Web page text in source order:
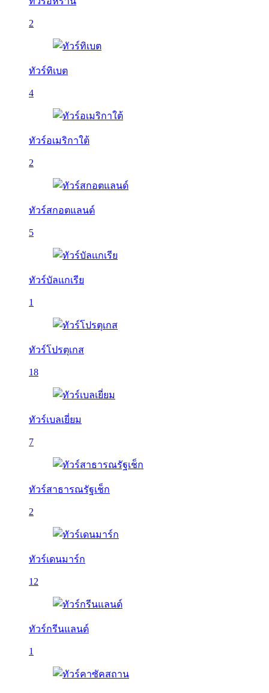
2
ทัวร์ทิเบต
4
ทัวร์อเมริกาใต้
2
ทัวร์สกอตแลนด์
5
ทัวร์บัลเเกเรีย
1
ทัวร์โปรตุเกส
18
ทัวร์เบลเยี่ยม
7
ทัวร์สาธารณรัฐเช็ก
2
ทัวร์เดนมาร์ก
12
ทัวร์กรีนแลนด์
1